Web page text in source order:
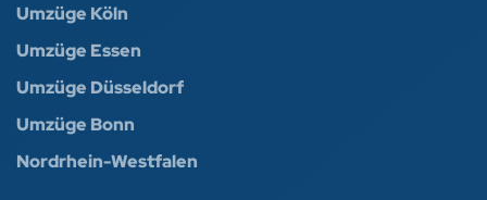
Umzüge Köln
Umzüge Essen
Umzüge Düsseldorf
Umzüge Bonn
Nordrhein-Westfalen